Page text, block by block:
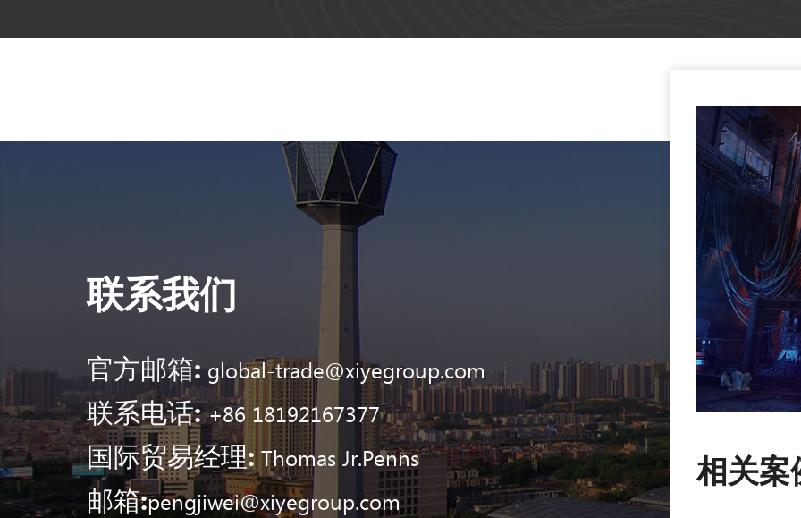
联系我们
官方邮箱: global-trade@xiyegroup.com
联系电话:+86 18192167377
国际贸易经理: Thomas Jr.Penns
邮箱:pengjiwei@xiyegroup.com
相关案